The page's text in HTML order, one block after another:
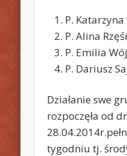
P.
P. Alina
P. Emilia
P. Dariusz
Działanie swe
rozpoczęła od
tygodniu tj.